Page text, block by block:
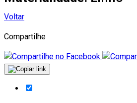
Voltar
Compartilhe